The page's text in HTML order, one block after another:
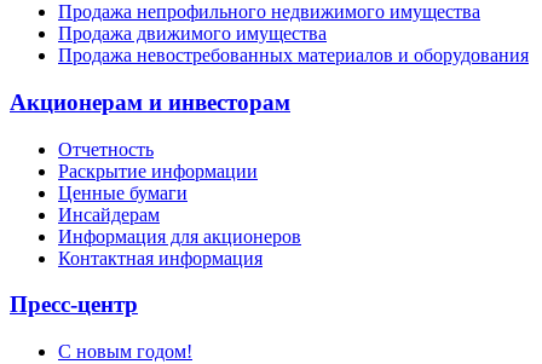
Продажа непрофильного недвижимого имущества
Продажа движимого имущества
Продажа невостребованных материалов и оборудования
Акционерам и инвесторам
Отчетность
Раскрытие информации
Ценные бумаги
Инсайдерам
Информация для акционеров
Контактная информация
Пресс-центр
С новым годом!